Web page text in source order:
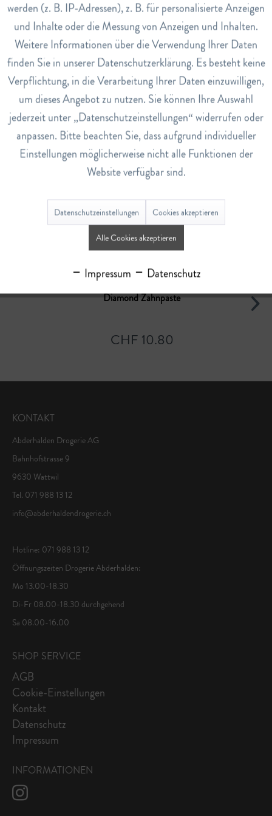
EAN
7611841701754
Lagerbestand
10
Bewertungen
0
Bewertungen lesen, schreiben und diskutieren...mehr
Diamond Zahnpaste
CHF 10.80
KONTAKT
Abderhalden Drogerie AG
Bahnhofstrasse 9
9630 Wattwil
Tel. 071 988 13 12
info@abderhaldendrogerie.ch
Hotline: 071 988 13 12
Öffnungszeiten Drogerie Abderhalden:
Mo 13.00-18.30
Di-Fr 08.00-18.30 durchgehend
Sa 08.00-16.00
SHOP SERVICE
AGB
Cookie-Einstellungen
Kontakt
Datenschutz
Impressum
INFORMATIONEN
Tracking Inaktiv
Service Inaktiv
werden (z. B. IP-Adressen), z. B. für personalisierte Anzeigen
und Inhalte oder die Messung von Anzeigen und Inhalten.
Weitere Informationen über die Verwendung Ihrer Daten
finden Sie in unserer Datenschutzerklärung. Es besteht keine
Verpflichtung, in die Verarbeitung Ihrer Daten einzuwilligen,
um dieses Angebot zu nutzen. Sie können Ihre Auswahl
jederzeit unter „Datenschutzeinstellungen“ widerrufen oder
anpassen. Bitte beachten Sie, dass aufgrund individueller
Einstellungen möglicherweise nicht alle Funktionen der
Website verfügbar sind.
Datenschutzeinstellungen Cookies akzeptieren
Alle Cookies akzeptieren
Impressum Datenschutz